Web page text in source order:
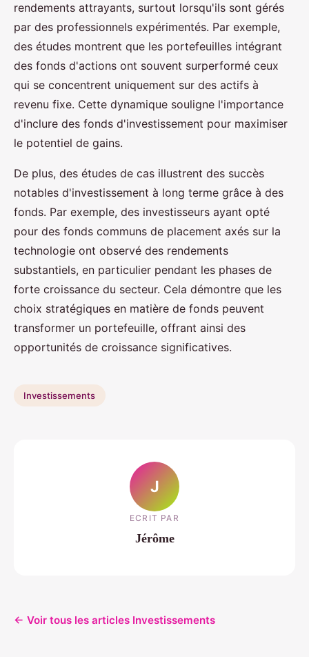
rendements attrayants, surtout lorsqu'ils sont gérés
par des professionnels expérimentés. Par exemple,
des études montrent que les portefeuilles intégrant
des fonds d'actions ont souvent surperformé ceux
qui se concentrent uniquement sur des actifs à
revenu fixe. Cette dynamique souligne l'importance
d'inclure des fonds d'investissement pour maximiser
le potentiel de gains.
De plus, des études de cas illustrent des succès
notables d'investissement à long terme grâce à des
fonds. Par exemple, des investisseurs ayant opté
pour des fonds communs de placement axés sur la
technologie ont observé des rendements
substantiels, en particulier pendant les phases de
forte croissance du secteur. Cela démontre que les
choix stratégiques en matière de fonds peuvent
transformer un portefeuille, offrant ainsi des
opportunités de croissance significatives.
Investissements
J
ECRIT PAR
Jérôme
← Voir tous les articles Investissements